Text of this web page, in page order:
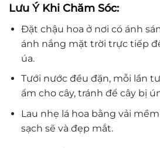
Lưu Ý Khi Chăm Sóc:
Đặt chậu hoa ở nơi có ánh
ánh nắng mặt trời trực tiếp
úa.
Tưới nước đều đặn, mỗi lần
ẩm cho cây, tránh để cây bị
Lau nhẹ lá hoa bằng vải
sạch sẽ và đẹp mắt.